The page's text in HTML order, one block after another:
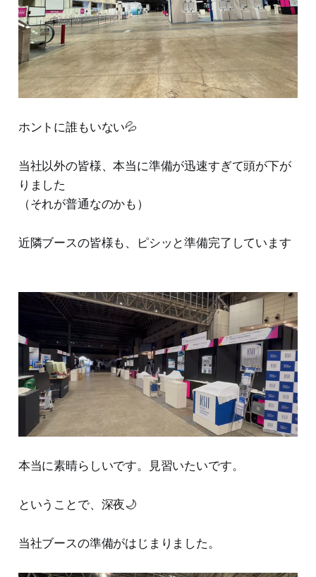
ホントに誰もいない💦
当社以外の皆様、本当に準備が迅速すぎて頭が下が
りました
（それが普通なのかも）
近隣ブースの皆様も、ピシッと準備完了しています
本当に素晴らしいです。見習いたいです。
ということで、深夜🌙
当社ブースの準備がはじまりました。